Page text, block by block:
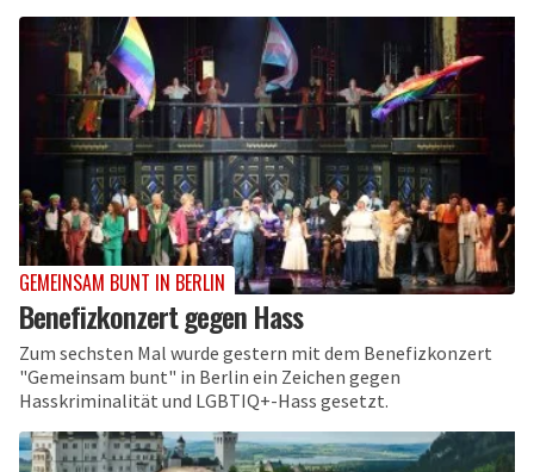
GEMEINSAM BUNT IN BERLIN
Benefizkonzert gegen Hass
Zum sechsten Mal wurde gestern mit dem Benefizkonzert
"Gemeinsam bunt" in Berlin ein Zeichen gegen
Hasskriminalität und LGBTIQ+-Hass gesetzt.